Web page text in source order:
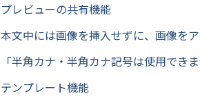
プレビューの共有機能
本文中には画像を挿入せずに、画像をア
「半角カナ・半角カナ記号は使用でき
テンプレート機能